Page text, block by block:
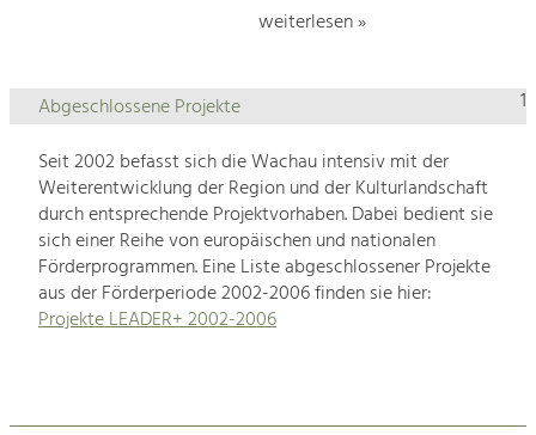
weiterlesen »
1
Abgeschlossene Projekte
Seit 2002 befasst sich die Wachau intensiv mit der
Weiterentwicklung der Region und der Kulturlandschaft
durch entsprechende Projektvorhaben. Dabei bedient sie
sich einer Reihe von europäischen und nationalen
Förderprogrammen. Eine Liste abgeschlossener Projekte
aus der Förderperiode 2002-2006 finden sie hier:
Projekte LEADER+ 2002-2006